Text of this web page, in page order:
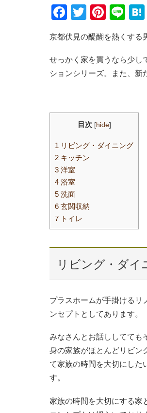
F
c
e
b
T
tt
er
Pi
er
e
st
Li
e
京都伏見の醍醐を熱くする
せっかく家を買うなら少し
ションシリーズ。また、新
目次 [hide]
1 リビング・ダイニング
2 キッチン
3 洋室
4 浴室
5 洗面
6 玄関収納
7 トイレ
リビング・ダイ
プラスホームが手掛けるリ
ンセプトとしてあります。
みなさんとお話ししてても
身の家族がほとんどリビン
て家族の時間を大切にした
す。
家族の時間を大切にする家